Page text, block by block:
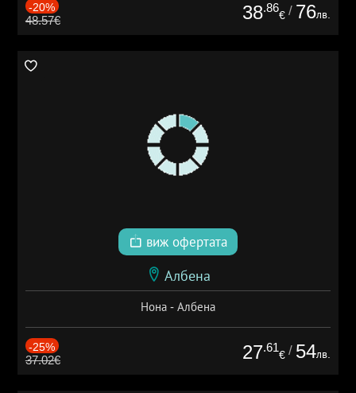
-20%
48.57€ 38.86
€ / 76лв.
виж офертата
Албена
Нона - Албена
-25%
37.02€ 27.61
€ / 54лв.